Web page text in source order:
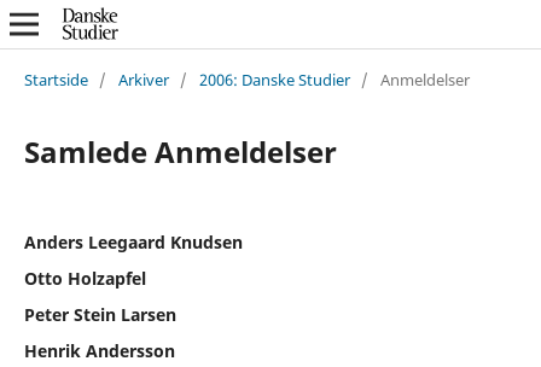
Startside / Arkiver / 2006: Danske Studier / Anmeldelser
Samlede Anmeldelser
Anders Leegaard Knudsen
Otto Holzapfel
Peter Stein Larsen
Henrik Andersson